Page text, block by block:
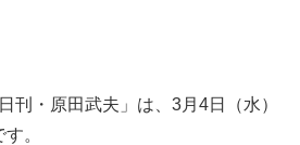
刊・原田武夫」は、3月4日（水）
。